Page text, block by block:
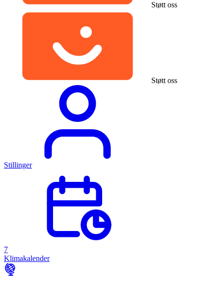
Støtt oss
Støtt oss
Stillinger
7
Klimakalender